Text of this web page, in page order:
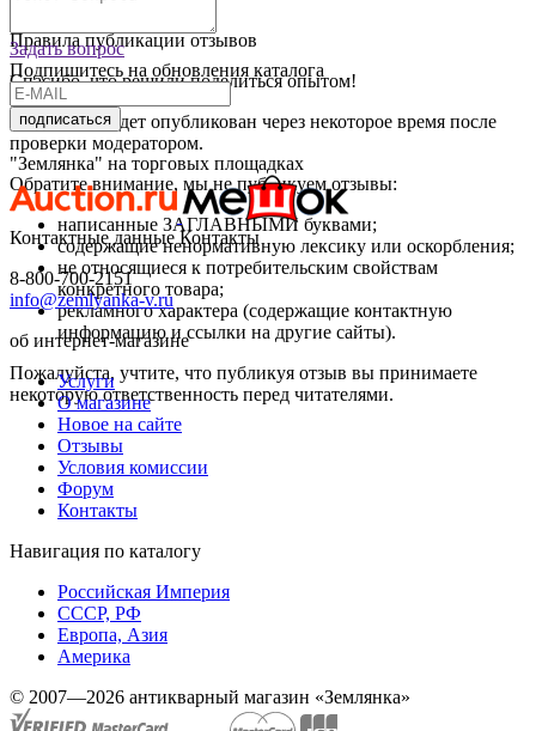
Правила публикации отзывов
Спасибо, что решили поделиться опытом!
Ваш отзыв будет опубликован через некоторое время после
проверки модератором.
Обратите внимание, мы не публикуем отзывы:
написанные ЗАГЛАВНЫМИ буквами;
содержащие ненормативную лексику или оскорбления;
не относящиеся к потребительским свойствам
конкретного товара;
рекламного характера (содержащие контактную
информацию и ссылки на другие сайты).
Пожалуйста, учтите, что публикуя отзыв вы принимаете
некоторую ответственность перед читателями.
Задать вопрос
Подпишитесь на обновления каталога
подписаться
"Землянка" на торговых площадках
Контактные данные Контакты
8-800-700-2151
info@zemlyanka-v.ru
об интернет-магазине
Услуги
О магазине
Новое на сайте
Отзывы
Условия комиссии
Форум
Контакты
Навигация по каталогу
Российская Империя
СССР, РФ
Европа, Азия
Америка
© 2007—2026 антикварный магазин «Землянка»